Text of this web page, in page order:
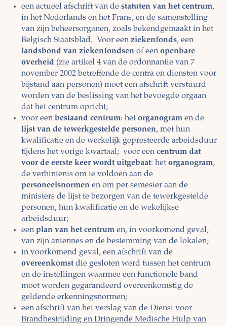
een actueel afschrift van de statuten van het centrum,
in het Nederlands en het Frans, en de samenstelling
van zijn beheersorganen, zoals bekendgemaakt in het
Belgisch Staatsblad. Voor een ziekenfonds, een
landsbond van ziekenfondsen of een openbare
overheid (zie artikel 4 van de ordonnantie van 7
november 2002 betreffende de centra en diensten voor
bijstand aan personen) moet een afschrift verstuurd
worden van de beslissing van het bevoegde orgaan
dat het centrum opricht;
voor een bestaand centrum: het organogram en de
lijst van de tewerkgestelde personen, met hun
kwalificatie en de werkelijk gepresteerde arbeidsduur
tijdens het vorige kwartaal; voor een centrum dat
voor de eerste keer wordt uitgebaat: het organogram,
de verbintenis om te voldoen aan de
personeelsnormen en om per semester aan de
ministers de lijst te bezorgen van de tewerkgestelde
personen, hun kwalificatie en de wekelijkse
arbeidsduur;
een plan van het centrum en, in voorkomend geval,
van zijn antennes en de bestemming van de lokalen;
in voorkomend geval, een afschrift van de
overeenkomst die gesloten werd tussen het centrum
en de instellingen waarmee een functionele band
moet worden gegarandeerd overeenkomstig de
geldende erkenningsnormen;
een afschrift van het verslag van de Dienst voor
Brandbestrijding en Dringende Medische Hulp van